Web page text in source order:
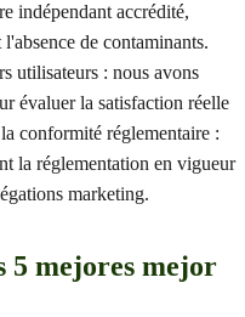
indépendant accrédité,
de contaminants.
utilisateurs : nous avons
évaluer la satisfaction réelle
conformité réglementaire :
la réglementation en vigueur
marketing.
5 mejores mejor